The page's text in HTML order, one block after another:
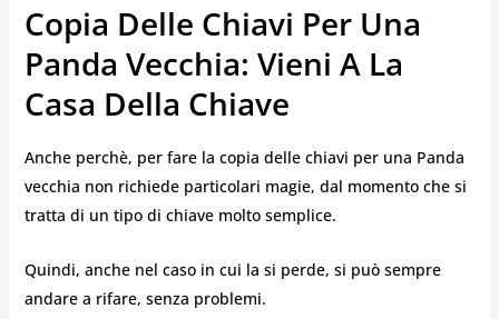
Copia Delle Chiavi Per Una
Panda Vecchia: Vieni A La
Casa Della Chiave
Anche perchè, per fare la copia delle chiavi per una Panda
vecchia non richiede particolari magie, dal momento che si
tratta di un tipo di chiave molto semplice.
Quindi, anche nel caso in cui la si perde, si può sempre
andare a rifare, senza problemi.